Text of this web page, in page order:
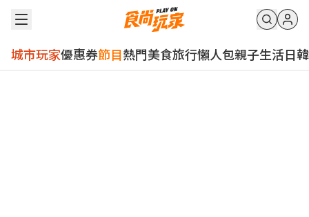
城市玩家優惠券節目熱門美食旅行懶人包親子生活日韓